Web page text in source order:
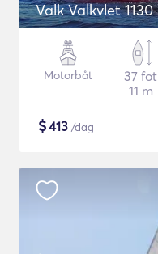
Valk Valkvlet 1130
Motorbåt
37 fot
11 m
$413 /dag